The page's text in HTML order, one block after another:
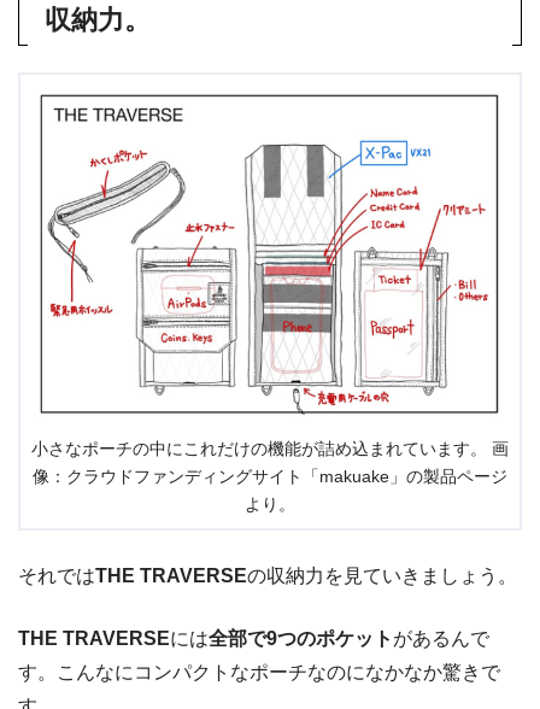
収納力。
小さなポーチの中にこれだけの機能が詰め込まれています。 画
像：クラウドファンディングサイト「makuake」の製品ページ
より。
それではTHE TRAVERSEの収納力を見ていきましょう。
THE TRAVERSEには全部で9つのポケット があるんで
す。こんなにコンパクトなポーチなのになかなか驚きで